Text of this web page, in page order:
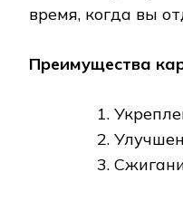
время, когда вы
Преимущества